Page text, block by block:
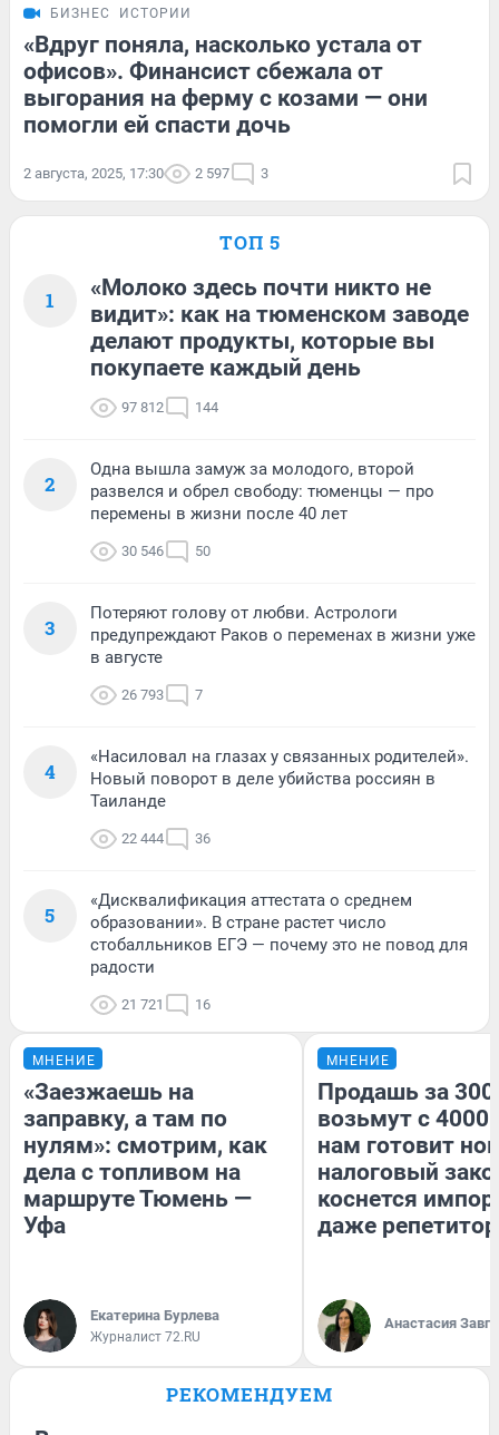
БИЗНЕС ИСТОРИИ
«Вдруг поняла, насколько устала от
офисов». Финансист сбежала от
выгорания на ферму с козами — они
помогли ей спасти дочь
2 августа, 2025, 17:30 2 597 3
ТОП 5
1
«Молоко здесь почти никто не
видит»: как на тюменском заводе
делают продукты, которые вы
покупаете каждый день
97 812 144
2
Одна вышла замуж за молодого, второй
развелся и обрел свободу: тюменцы — про
перемены в жизни после 40 лет
30 546 50
3
Потеряют голову от любви. Астрологи
предупреждают Раков о переменах в жизни уже
в августе
26 793 7
4
«Насиловал на глазах у связанных родителей».
Новый поворот в деле убийства россиян в
Таиланде
22 444 36
5
«Дисквалификация аттестата о среднем
образовании». В стране растет число
стобалльников ЕГЭ — почему это не повод для
радости
21 721 16
МНЕНИЕ
«Заезжаешь на
заправку, а там по
нулям»: смотрим, как
дела с топливом на
маршруте Тюмень —
Уфа
Екатерина Бурлева
Журналист 72.RU
МНЕНИЕ
Продашь за
возьмут с
нам готовит
налоговый
коснется
даже
Анастасия
РЕКОМЕНДУЕМ